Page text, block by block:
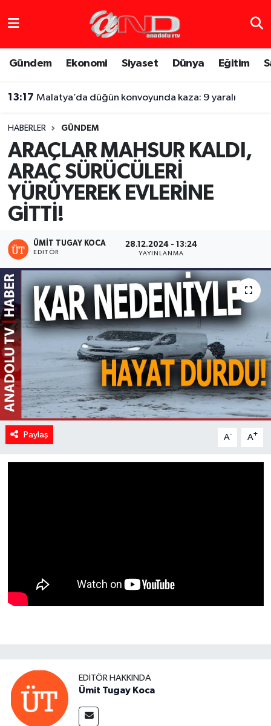
Gündem Ekonomi Siyaset Dünya Eğitim
13:17 Malatya’da düğün konvoyunda kaza: 9 yaralı
HABERLER GÜNDEM
ARAÇLAR MAHSUR KALDI,
ARAÇ SÜRÜCÜLERİ
YÜRÜYEREK EVLERİNE
GİTTİ!
ÜMIT TUGAY KOCA
EDITÖR
28.12.2024 - 13:24
YAYINLANMA
Paylaş A- A+
EDITÖR HAKKINDA
Ümit Tugay Koca
Ekonomi
Gündem
Spor
Teknoloji
Yeme & İçme
Son Dakika Haberleri
Haber Arşivi